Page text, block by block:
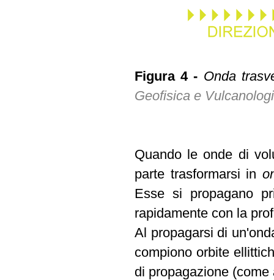
Figura 4 - Onda
Geofisica e
Quando le onde di
parte trasformarsi in
Esse si propagano
rapidamente con la
Al propagarsi di
compiono orbite
di propagazione